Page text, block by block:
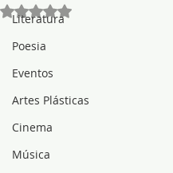
Literatura
Poesia
Eventos
Artes Plásticas
Cinema
Música
Avaliado com NaN de 5